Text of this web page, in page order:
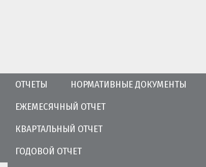
ОТЧЕТЫ
ЕЖЕМЕСЯЧНЫЙ ОТЧЕТ
КВАРТАЛЬНЫЙ ОТЧЕТ
ГОДОВОЙ ОТЧЕТ
НОРМАТИВНЫЕ ДОКУМЕНТЫ
имущества дома